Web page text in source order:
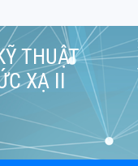
THUẬT
XẠ II